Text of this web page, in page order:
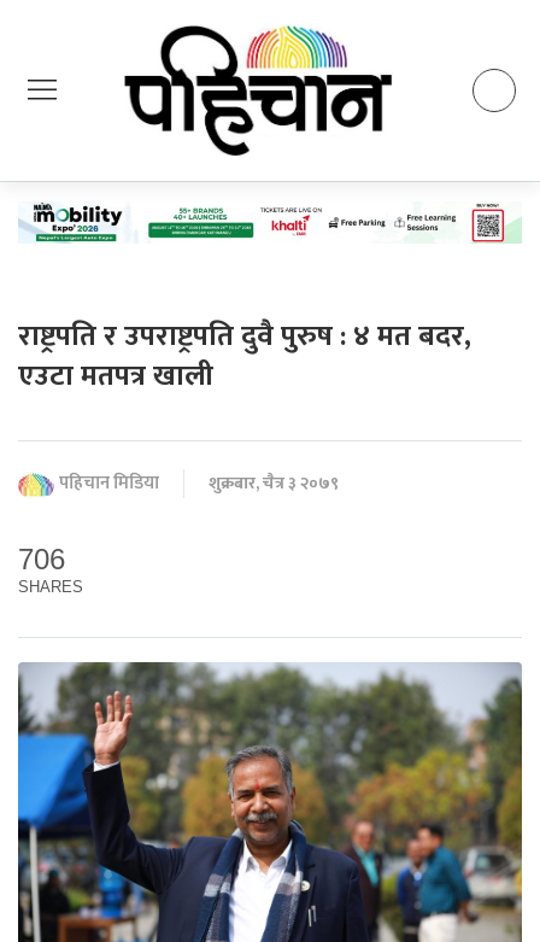
राष्ट्रपति र उपराष्ट्रपति दुवै पुरुष : ४ मत बदर,
एउटा मतपत्र खाली
पहिचान मिडिया शुक्रबार, चैत्र ३ २०७९
706
SHARES